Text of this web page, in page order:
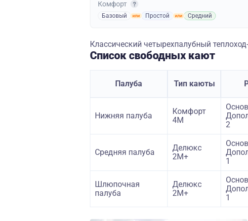
Комфорт
Базовый Простой Средний
Классический четырехпалубный
Список свободных кают
Палуба Тип каюты
Нижняя палуба
Комфорт
4M
2
Средняя палуба
Делюкс
2М+
1
Шлюпочная
палуба
Делюкс
2М+
1